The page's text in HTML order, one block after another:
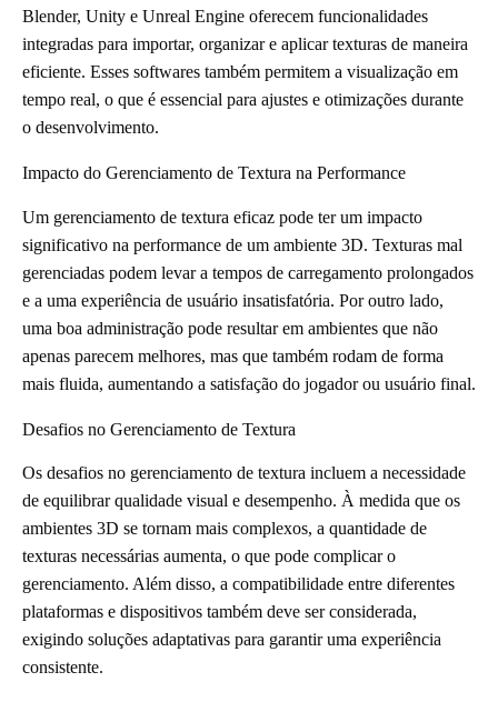
Blender, Unity e Unreal Engine oferecem funcionalidades
integradas para importar, organizar e aplicar texturas de maneira
eficiente. Esses softwares também permitem a visualização em
tempo real, o que é essencial para ajustes e otimizações durante
o desenvolvimento.
Impacto do Gerenciamento de Textura na Performance
Um gerenciamento de textura eficaz pode ter um impacto
significativo na performance de um ambiente 3D. Texturas mal
gerenciadas podem levar a tempos de carregamento prolongados
e a uma experiência de usuário insatisfatória. Por outro lado,
uma boa administração pode resultar em ambientes que não
apenas parecem melhores, mas que também rodam de forma
mais fluida, aumentando a satisfação do jogador ou usuário final.
Desafios no Gerenciamento de Textura
Os desafios no gerenciamento de textura incluem a necessidade
de equilibrar qualidade visual e desempenho. À medida que os
ambientes 3D se tornam mais complexos, a quantidade de
texturas necessárias aumenta, o que pode complicar o
gerenciamento. Além disso, a compatibilidade entre diferentes
plataformas e dispositivos também deve ser considerada,
exigindo soluções adaptativas para garantir uma experiência
consistente.